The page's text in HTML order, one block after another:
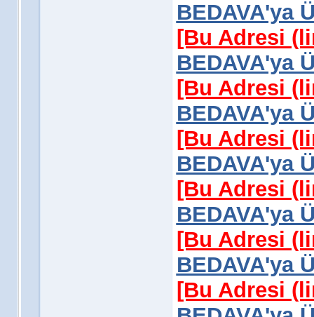
BEDAVA'ya
[Bu Adresi
BEDAVA'ya
[Bu Adresi
BEDAVA'ya
[Bu Adresi
BEDAVA'ya
[Bu Adresi
BEDAVA'ya
[Bu Adresi
BEDAVA'ya
[Bu Adresi